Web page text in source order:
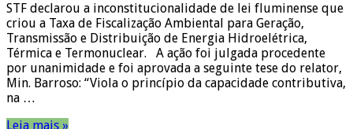
STF declarou a inconstitucionalidade de lei fluminense que
criou a Taxa de Fiscalização Ambiental para Geração,
Transmissão e Distribuição de Energia Hidroelétrica,
Térmica e Termonuclear. A ação foi julgada procedente
por unanimidade e foi aprovada a seguinte tese do relator,
Min. Barroso: “Viola o princípio da capacidade contributiva,
na …
Leia mais »